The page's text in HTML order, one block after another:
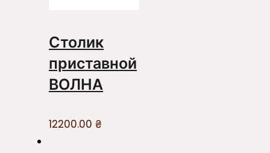
Столик
приставной
ВОЛНА
12200.00 ₴